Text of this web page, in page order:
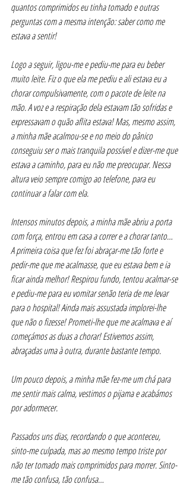
quantos comprimidos eu tinha tomado e outras
perguntas com a mesma intenção: saber como me
estava a sentir!
Logo a seguir, ligou-me e pediu-me para eu beber
muito leite. Fiz o que ela me pediu e ali estava eu a
chorar compulsivamente, com o pacote de leite na
mão. A voz e a respiração dela estavam tão sofridas e
expressavam o quão aflita estava! Mas, mesmo assim,
a minha mãe acalmou-se e no meio do pânico
conseguiu ser o mais tranquila possível e dizer-me que
estava a caminho, para eu não me preocupar. Nessa
altura veio sempre comigo ao telefone, para eu
continuar a falar com ela.
Intensos minutos depois, a minha mãe abriu a porta
com força, entrou em casa a correr e a chorar tanto…
A primeira coisa que fez foi abraçar-me tão forte e
pedir-me que me acalmasse, que eu estava bem e ia
ficar ainda melhor! Respirou fundo, tentou acalmar-se
e pediu-me para eu vomitar senão teria de me levar
para o hospital! Ainda mais assustada implorei-lhe
que não o fizesse! Prometi-lhe que me acalmava e aí
começámos as duas a chorar! Estivemos assim,
abraçadas uma à outra, durante bastante tempo.
Um pouco depois, a minha mãe fez-me um chá para
me sentir mais calma, vestimos o pijama e acabámos
por adormecer.
Passados uns dias, recordando o que aconteceu,
sinto-me culpada, mas ao mesmo tempo triste por
não ter tomado mais comprimidos para morrer. Sinto-
me tão confusa, tão confusa…